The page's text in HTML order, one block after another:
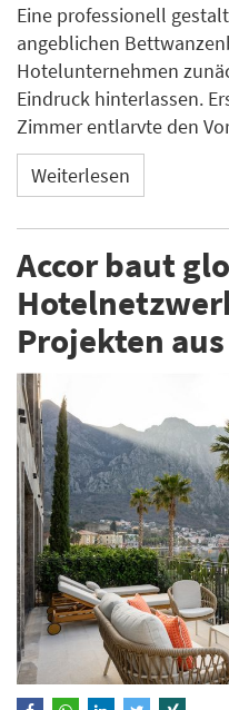
Eine professionell
angeblichen
Hotelunternehmen
Eindruck hinterlassen.
Zimmer entlarvte den
Weiterlesen
Accor baut
Projekten aus